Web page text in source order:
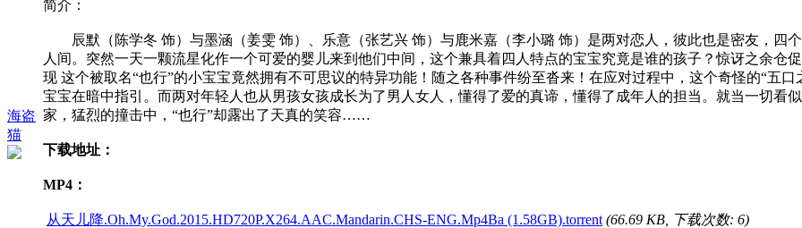
海盗
猫
简介：
辰默（陈学冬 饰）与墨涵（姜雯 饰）、乐意（张艺兴 饰）与鹿米嘉（李小璐 饰）是两对恋人，彼此也是密友，四
人间。突然一天一颗流星化作一个可爱的婴儿来到他们中间，这个兼具着四人特点的宝宝究竟是谁的孩子？惊讶之余仓
现 这个被取名“也行”的小宝宝竟然拥有不可思议的特异功能！随之各种事件纷至沓来！在应对过程中，这个奇怪的“五
宝宝在暗中指引。而两对年轻人也从男孩女孩成长为了男人女人，懂得了爱的真谛，懂得了成年人的担当。就当一切看
家，猛烈的撞击中，“也行”却露出了天真的笑容……
下载地址：
MP4：
从天儿降.Oh.My.God.2015.HD720P.X264.AAC.Mandarin.CHS-ENG.Mp4Ba (1.58GB).torrent (66.69 KB, 下载次数: 6)